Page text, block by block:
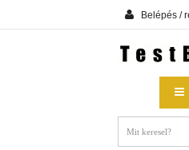
Belépés /